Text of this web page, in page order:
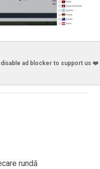
ad blocker to support us ❤️
rundă